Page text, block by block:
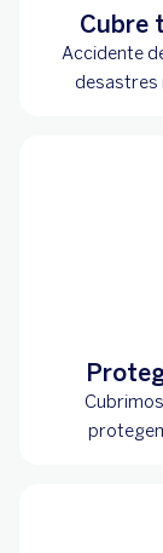
Cubre
Accidente
desastres